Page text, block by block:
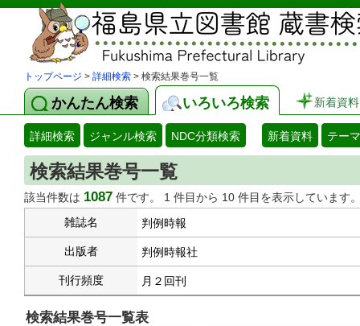
トップページ > 詳細検索 > 検索結果巻号一覧
かんたん検索 いろいろ検索 新着資料
詳細検索 ジャンル検索 NDC分類検索 新着資料 テー
検索結果巻号一覧
該当件数は 1087 件です。 1 件目から 10 件目を表示しています
雑誌名
判例時報
出版者 判例時報社
刊行頻度 月２回刊
検索結果巻号一覧表